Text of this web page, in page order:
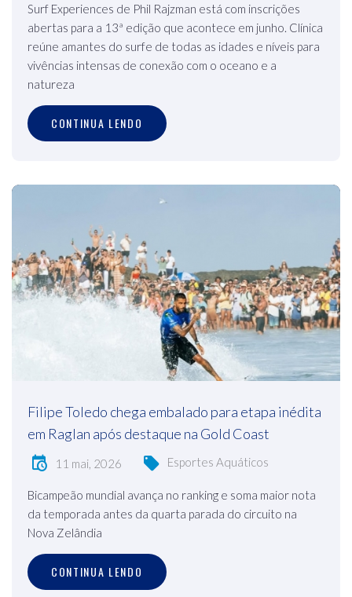
Surf Experiences de Phil Rajzman está com inscrições
abertas para a 13ª edição que acontece em junho. Clínica
reúne amantes do surfe de todas as idades e níveis para
vivências intensas de conexão com o oceano e a
natureza
CONTINUA LENDO
Filipe Toledo chega embalado para etapa inédita
em Raglan após destaque na Gold Coast
11 mai, 2026 Esportes Aquáticos
Bicampeão mundial avança no ranking e soma maior nota
da temporada antes da quarta parada do circuito na
Nova Zelândia
CONTINUA LENDO